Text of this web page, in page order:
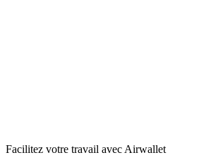
Facilitez votre travail avec Airwallet